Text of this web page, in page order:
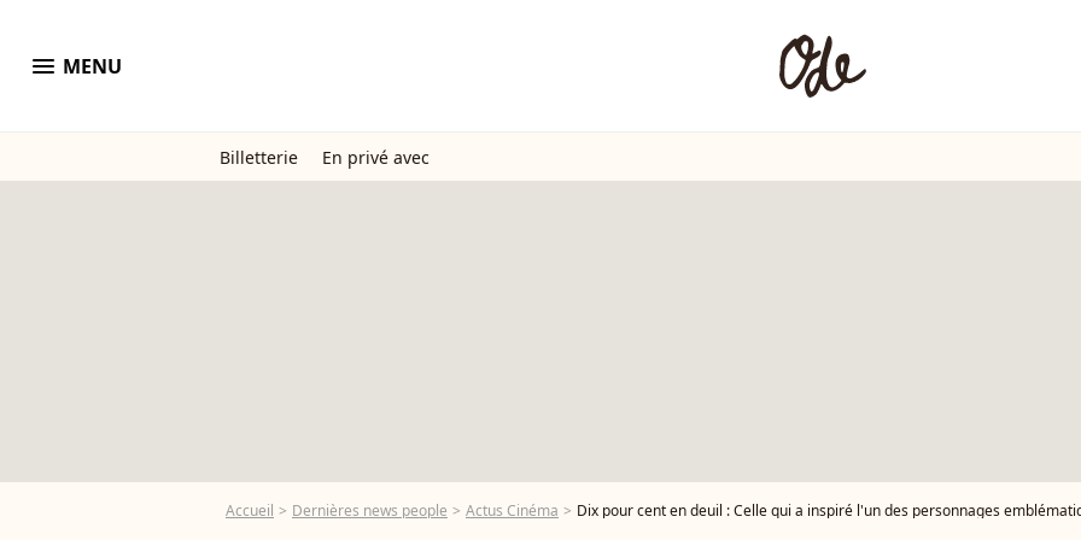
menu MENU
Billetterie En privé avec
Accueil Dernières news people Actus Cinéma Dix pour cent en deuil : Celle qui a inspiré l'un des personnages